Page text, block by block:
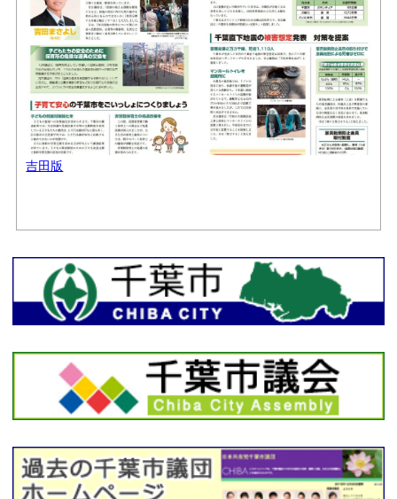
吉田版